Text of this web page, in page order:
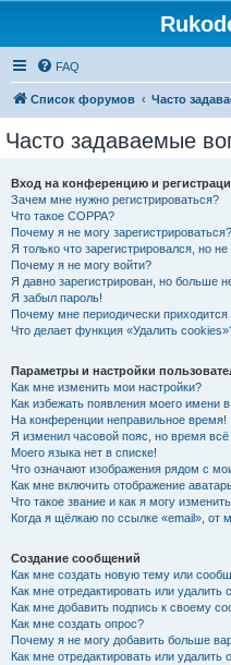
FAQ
Список форумов Часто
Часто задаваемые
Вход на конференцию и
Зачем мне нужно регистрироваться?
Что такое COPPA?
Почему я не могу зарегистрироваться?
Я только что зарегистрировался, но не
Почему я не могу войти?
Я давно зарегистрирован, но больше
Я забыл пароль!
Почему мне периодически
Что делает функция «Удалить
Параметры и настройки
Как мне изменить мои настройки?
Как избежать появления моего имени
На конференции неправильное время!
Я изменил часовой пояс, но время
Моего языка нет в списке!
Что означают изображения рядом с
Как мне включить отображение
Что такое звание и как я могу
Когда я щёлкаю по ссылке «email», от
Создание сообщений
Как мне создать новую тему или
Как мне отредактировать или удалить
Как мне добавить подпись к своему
Как мне создать опрос?
Почему я не могу добавить больше
Как мне отредактировать или удалить